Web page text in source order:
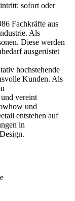
sofort oder
Fachkräfte aus
Als
Diese werden
ausgerüstet
hochstehende
Kunden. Als
vereint
und
entstehen auf
in